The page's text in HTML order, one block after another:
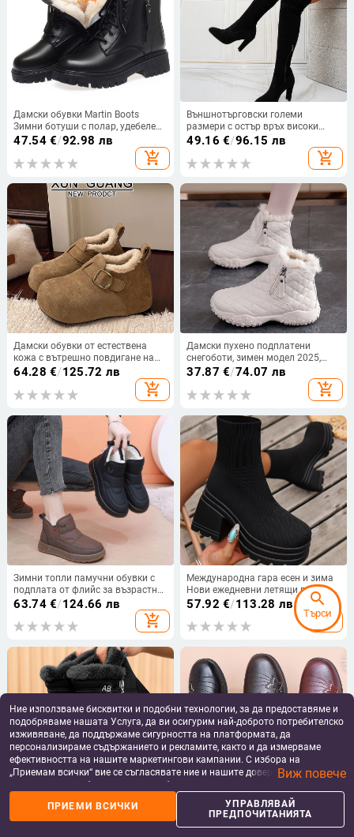
Дамски обувки Martin Boots
Зимни ботуши с полар, удебелени
ботуши до глезена, меки кожени
памучни обувки, дебели вълнени
ботуши, зимни ботуши от кожа,
47.54€/92.98 лв
add_shopping_cart
Външнотърговски големи
размери с остър връх високи
токчета над коляното, велурени
европейски и американски стил,
49.16 €/96.15 лв
add_shopping_cart
Дамски обувки от естествена
кожа с вътрешно повдигане на
височината 7 см, дебела
подметка и плюше подплата,
зимни ботуши за сняг
64.28 €/125.72 лв
add_shopping_cart
Дамски пухено подплатени
снегоботи, зимен модел 2025,
дебела подметка, стилни
памучни обувки, топли K16
37.87 €/74.07 лв
add_shopping_cart
Зимни топли памучни обувки с
подплата от флийс за възрастни,
противохлъзгащи и
63.74€/124.66 лв
add_shopping_cart
Международна гара есен и зима
Нови ежедневни летящи плетени
еднослойни обувки с дебела
подметка, високи еластични
чорапи, ботуши, европейски и
обувки
57.92 €/113.28 лв
add_shopping_cart
Дамски памучни ботуши с висок
връх за зима, горно платно,
Памучни обувки за възрастни
жени, Обувки за майки, Зимни
Ние използваме бисквитки и подобни технологии, за да предоставяме и
подобряваме нашата Услуга, да ви осигурим най-доброто потребителско
изживяване, да поддържаме сигурността на платформата, да
персонализираме съдържанието и рекламите, както и да измерваме
ефективността на нашите маркетингови кампании. С избора на
„Приемам всички“ вие се съгласявате ние и нашите доверени партньори
да съхраняваме бисквитки и подобни технологии на вашето устройство
за рекламни и аналитични цели. Можете по всяко време да управлявате
своите предпочитания, като натиснете „Управлявай предпочитанията“.
За повече информация, моля, вижте нашата
Виж повече
ПРИЕМИ ВСИЧКИ
УПРАВЛЯВАЙ
ПРЕДПОЧИТАНИЯТА
search
Търси